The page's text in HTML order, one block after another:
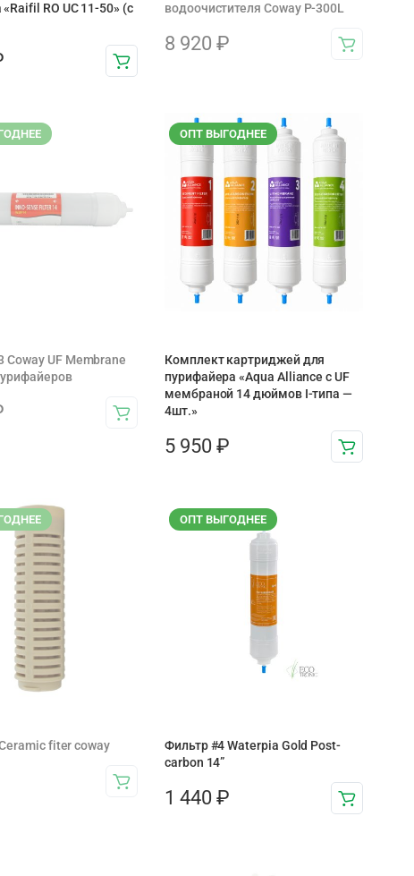
RO UC 11-50» (с
водоочистителя Coway P-300L
8 920 ₽
UF Membrane
ОПТ ВЫГОДНЕЕ
Комплект картриджей для
пурифайера «Aqua Alliance с UF
мембраной 14 дюймов I-типа —
4шт.»
5 950 ₽
fiter coway
ОПТ ВЫГОДНЕЕ
Фильтр #4 Waterpia Gold Post-
carbon 14”
1 440 ₽